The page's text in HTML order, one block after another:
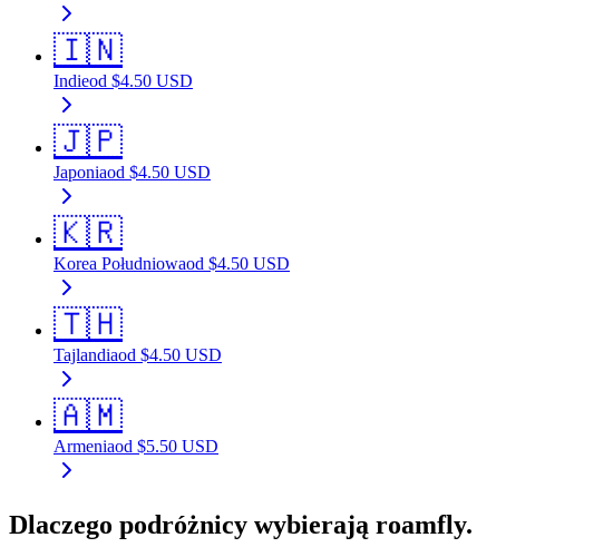
🇮🇳
Indieod $4.50 USD
🇯🇵
Japoniaod $4.50 USD
🇰🇷
Korea Południowaod $4.50 USD
🇹🇭
Tajlandiaod $4.50 USD
🇦🇲
Armeniaod $5.50 USD
Dlaczego podróżnicy wybierają roamfly.